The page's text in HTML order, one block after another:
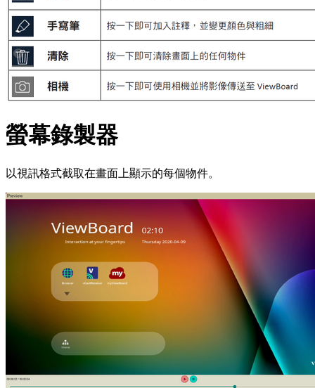
螢幕錄製器
以視訊格式截取在畫面上顯示的每個物件。